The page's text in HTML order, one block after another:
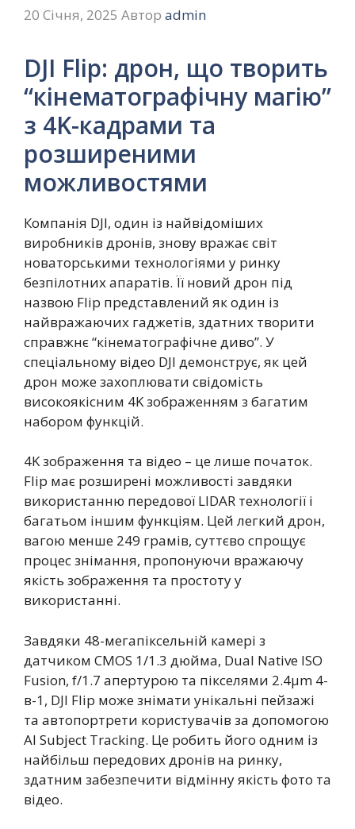
20 Січня, 2025 Автор admin
DJI Flip: дрон, що творить
“кінематографічну магію”
з 4K-кадрами та
розширеними
можливостями
Компанія DJI, один із найвідоміших
виробників дронів, знову вражає світ
новаторськими технологіями у ринку
безпілотних апаратів. Її новий дрон під
назвою Flip представлений як один із
найвражаючих гаджетів, здатних творити
справжнє “кінематографічне диво”. У
спеціальному відео DJI демонструє, як цей
дрон може захоплювати свідомість
високоякісним 4K зображенням з багатим
набором функцій.
4K зображення та відео – це лише початок.
Flip має розширені можливості завдяки
використанню передової LIDAR технології і
багатьом іншим функціям. Цей легкий дрон,
вагою менше 249 грамів, суттєво спрощує
процес знімання, пропонуючи вражаючу
якість зображення та простоту у
використанні.
Завдяки 48-мегапіксельній камері з
датчиком CMOS 1/1.3 дюйма, Dual Native ISO
Fusion, f/1.7 апертурою та пікселями 2.4μm 4-
в-1, DJI Flip може знімати унікальні пейзажі
та автопортрети користувачів за допомогою
AI Subject Tracking. Це робить його одним із
найбільш передових дронів на ринку,
здатним забезпечити відмінну якість фото та
відео.